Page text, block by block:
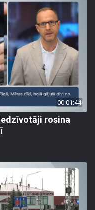
00:01:44
rosina